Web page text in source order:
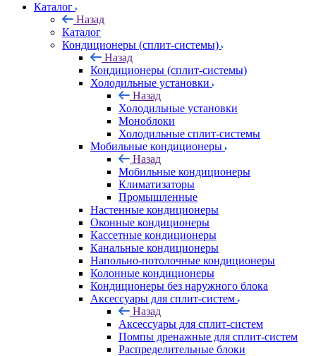
Каталог
Назад
Каталог
Кондиционеры (сплит-системы)
Назад
Кондиционеры (сплит-системы)
Холодильные установки
Назад
Холодильные установки
Моноблоки
Холодильные сплит-системы
Мобильные кондиционеры
Назад
Мобильные кондиционеры
Климатизаторы
Промышленные
Настенные кондиционеры
Оконные кондиционеры
Кассетные кондиционеры
Канальные кондиционеры
Напольно-потолочные кондиционеры
Колонные кондиционеры
Кондиционеры без наружного блока
Аксессуары для сплит-систем
Назад
Аксессуары для сплит-систем
Помпы дренажные для сплит-систем
Распределительные блоки